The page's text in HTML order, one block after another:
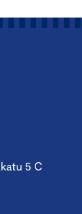
5 C